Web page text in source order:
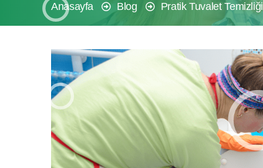
Anasayfa Blog Pratik Tuvalet Temizliği